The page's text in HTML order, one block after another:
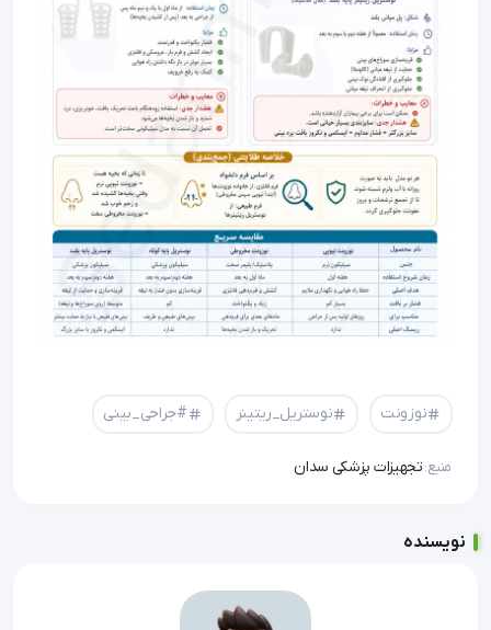
نوزونت نوستریل_ریتینر #جراحی_بینی
منبع:تجهیزات پزشکی سدان
نویسنده